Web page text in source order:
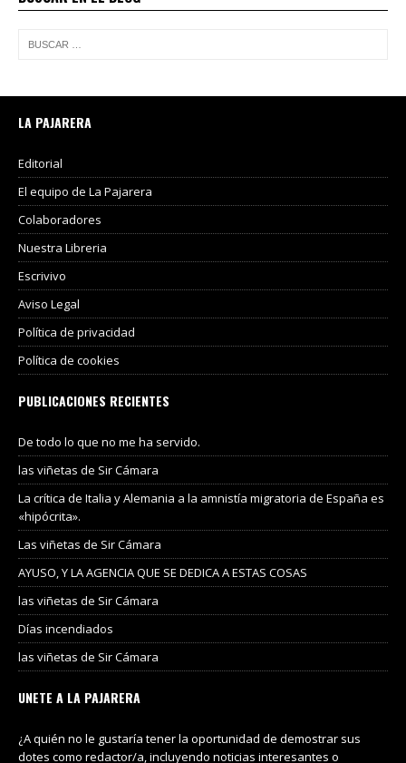
LA PAJARERA
Editorial
El equipo de La Pajarera
Colaboradores
Nuestra Libreria
Escrivivo
Aviso Legal
Política de privacidad
Política de cookies
PUBLICACIONES RECIENTES
De todo lo que no me ha servido.
las viñetas de Sir Cámara
La crítica de Italia y Alemania a la amnistía migratoria de España es
«hipócrita».
Las viñetas de Sir Cámara
AYUSO, Y LA AGENCIA QUE SE DEDICA A ESTAS COSAS
las viñetas de Sir Cámara
Días incendiados
las viñetas de Sir Cámara
UNETE A LA PAJARERA
¿A quién no le gustaría tener la oportunidad de demostrar sus
dotes como redactor/a, incluyendo noticias interesantes o